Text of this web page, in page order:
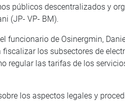
públicos descentralizados y
(JP- VP- BM).
funcionario de Osinergmin,
los subsectores de
regular las tarifas de los
los aspectos legales y